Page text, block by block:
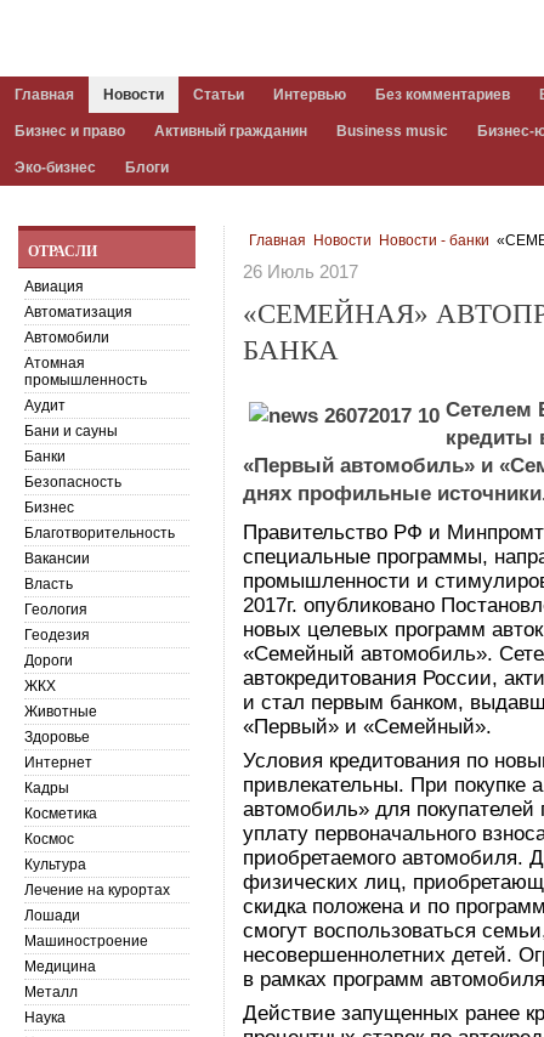
Главная Новости Статьи Интервью Без комментариев
Бизнес и право Активный гражданин Business music Бизнес-
Эко-бизнес Блоги
Главная Новости Новости - банки
26 Июль 2017
«СЕМЕЙНАЯ»
БАНКА
Сетелем
кредиты
«Первый автомобиль» и
днях профильные
Правительство РФ и
специальные программы,
промышленности и
2017г. опубликовано
новых целевых программ
«Семейный автомобиль».
автокредитования России,
и стал первым банком,
«Первый» и «Семейный».
Условия кредитования по
привлекательны. При
автомобиль» для покупателей
уплату первоначального
приобретаемого автомобиля.
физических лиц,
скидка положена и по
смогут воспользоваться
несовершеннолетних детей.
в рамках программ
Действие запущенных ранее
ОТРАСЛИ
Авиация
Автоматизация
Автомобили
Атомная
промышленность
Аудит
Бани и сауны
Банки
Безопасность
Бизнес
Благотворительность
Вакансии
Власть
Геология
Геодезия
Дороги
ЖКХ
Животные
Здоровье
Интернет
Кадры
Косметика
Космос
Культура
Лечение на курортах
Лошади
Машиностроение
Медицина
Металл
Наука